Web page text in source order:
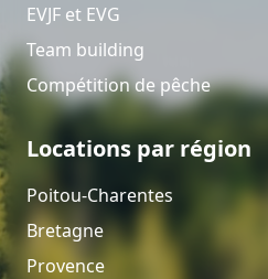
EVJF et EVG
Team building
Compétition de pêche
Locations par région
Poitou-Charentes
Bretagne
Provence